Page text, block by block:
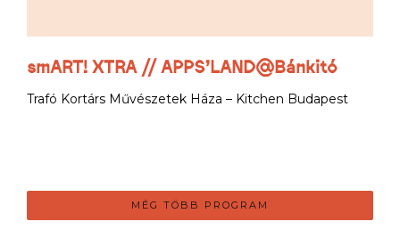
smART! XTRA // APPS’LAND@Bánkitó
Trafó Kortárs Művészetek Háza – Kitchen Budapest
MÉG TÖBB PROGRAM